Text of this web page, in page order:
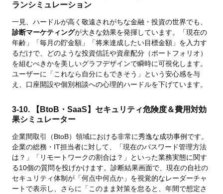
ランシミュレーション
一見、ハードルが高く敬遠されがちな金融・投資の世界でも、
診断マーケティングが大きな効果を発揮しています。「現在の
年齢」「毎月の貯金額」「将来達成したい目標金額」を入力す
るだけで、どのような投資信託や資産配分（ポートフォリオ）
を組むべきかを美しいグラフデザインで瞬時に可視化します。
ユーザーに「これなら自分にもできそう」という安心感を与
え、口座開設や個別相談への心理的ハードルを下げています。
3-10. 【BtoB・SaaS】セキュリティ危険度＆費用対効
果シミュレーター
企業間取引（BtoB）領域における非常に秀逸な成功事例です。
企業の総務・IT担当者に対して、「現在のパスワード管理方法
は？」「リモートワークの割合は？」といった業務実態に関す
る10個の質問を投げかけます。診断結果画面で、現在の自社の
セキュリティ体制が「何点中何点か」を視覚的なレーダーチャ
ートで表示し、さらに「このまま対策を怠ると、年間で想定さ